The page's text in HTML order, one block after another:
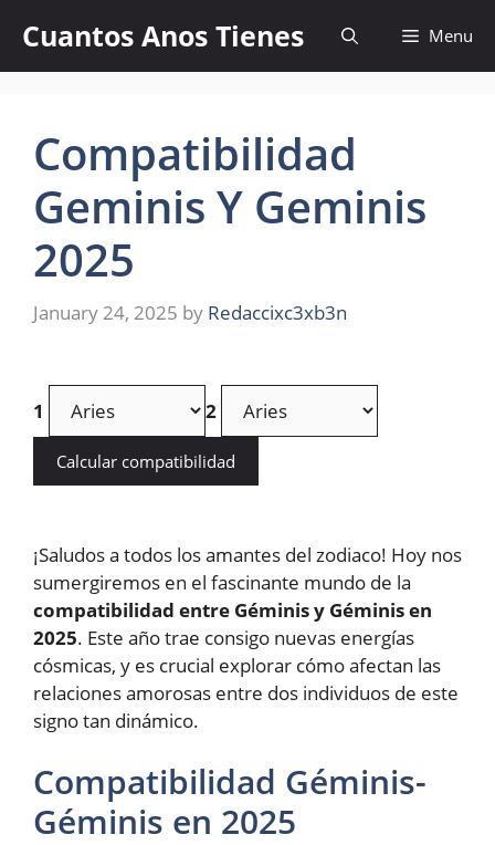
content
Cuantos Anos Tienes Menu
Compatibilidad
Geminis Y Geminis
2025
January 24, 2025 by Redaccixc3xb3n
1 2
Calcular compatibilidad
¡Saludos a todos los amantes del zodiaco! Hoy nos
sumergiremos en el fascinante mundo de la
compatibilidad entre Géminis y Géminis en
2025. Este año trae consigo nuevas energías
cósmicas, y es crucial explorar cómo afectan las
relaciones amorosas entre dos individuos de este
signo tan dinámico.
Compatibilidad Géminis-
Géminis en 2025